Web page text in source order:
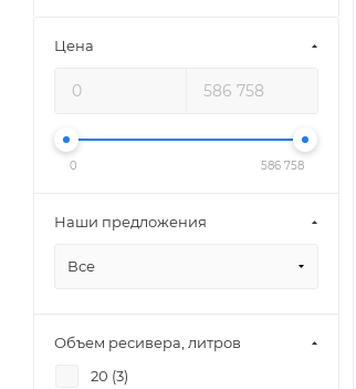
Цена
0 586 758
Наши предложения
Все
Объем ресивера, литров
20 (3)